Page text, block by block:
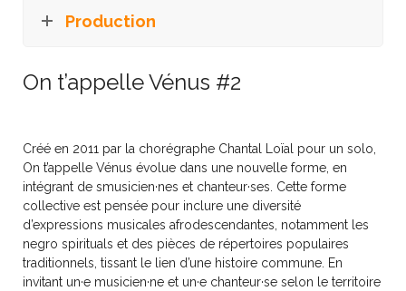
Production
On t’appelle Vénus #2
Créé en 2011 par la chorégraphe Chantal Loïal pour un solo,
On t’appelle Vénus évolue dans une nouvelle forme, en
intégrant de smusicien·nes et chanteur·ses. Cette forme
collective est pensée pour inclure une diversité
d’expressions musicales afrodescendantes, notamment les
negro spirituals et des pièces de répertoires populaires
traditionnels, tissant le lien d’une histoire commune. En
invitant un·e musicien·ne et un·e chanteur·se selon le territoire